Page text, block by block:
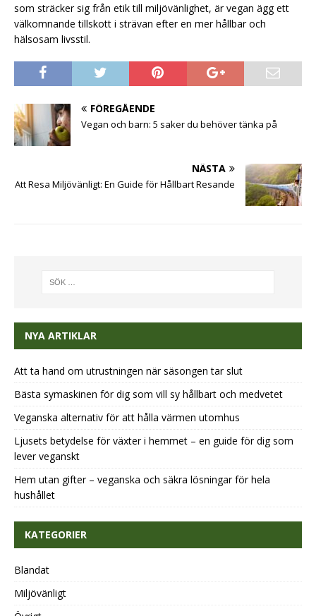
som sträcker sig från etik till miljövänlighet, är vegan ägg ett
välkomnande tillskott i strävan efter en mer hållbar och
hälsosam livsstil.
FÖREGÅENDE
Vegan och barn: 5 saker du behöver tänka på
NÄSTA
Att Resa Miljövänligt: En Guide för Hållbart Resande
NYA ARTIKLAR
Att ta hand om utrustningen när säsongen tar slut
Bästa symaskinen för dig som vill sy hållbart och medvetet
Veganska alternativ för att hålla värmen utomhus
Ljusets betydelse för växter i hemmet – en guide för dig som
lever veganskt
Hem utan gifter – veganska och säkra lösningar för hela
hushållet
KATEGORIER
Blandat
Miljövänligt